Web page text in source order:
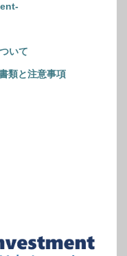
いて
類と注意事項